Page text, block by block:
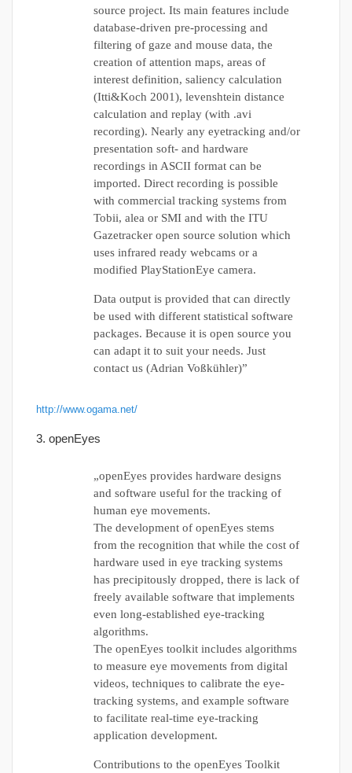
source project. Its main features include
database-driven pre-processing and
filtering of gaze and mouse data, the
creation of attention maps, areas of
interest definition, saliency calculation
(Itti&Koch 2001), levenshtein distance
calculation and replay (with .avi
recording). Nearly any eyetracking and/or
presentation soft- and hardware
recordings in ASCII format can be
imported. Direct recording is possible
with commercial tracking systems from
Tobii, alea or SMI and with the ITU
Gazetracker open source solution which
uses infrared ready webcams or a
modified PlayStationEye camera.
Data output is provided that can directly
be used with different statistical software
packages. Because it is open source you
can adapt it to suit your needs. Just
contact us (Adrian Voßkühler)”
http://www.ogama.net/
3. openEyes
„openEyes provides hardware designs
and software useful for the tracking of
human eye movements.
The development of openEyes stems
from the recognition that while the cost of
hardware used in eye tracking systems
has precipitously dropped, there is lack of
freely available software that implements
even long-established eye-tracking
algorithms.
The openEyes toolkit includes algorithms
to measure eye movements from digital
videos, techniques to calibrate the eye-
tracking systems, and example software
to facilitate real-time eye-tracking
application development.
Contributions to the openEyes Toolkit